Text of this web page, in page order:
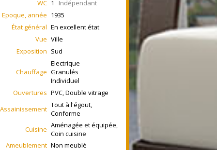
WC 1 Indépendant
Epoque, année 1935
État général En excellent état
Vue Ville
Exposition Sud
Chauffage
Electrique
Granulés
Individuel
Ouvertures PVC, Double vitrage
Assainissement Tout à l'égout,
Conforme
Cuisine Aménagée et équipée,
Coin cuisine
Ameublement Non meublé